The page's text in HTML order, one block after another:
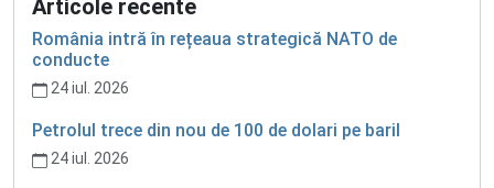
Articole recente
România intră în rețeaua strategică NATO de
conducte
24 iul. 2026
Petrolul trece din nou de 100 de dolari pe baril
24 iul. 2026